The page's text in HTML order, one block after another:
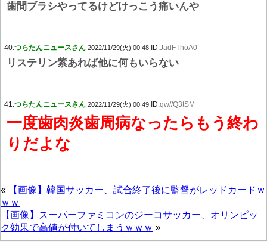
歯間ブラシやってるけどけっこう痛いんや
40:つらたんニュースさん 2022/11/29(火) 00:48 ID:JadFThoA0
リステリン紫あれば他に何もいらない
41:つらたんニュースさん 2022/11/29(火) 00:49 ID:qw//Q3tSM
一度歯肉炎歯周病なったらもう終わ
りだよな
«
【画像】韓国サッカー、試合終了後に監督がレッドカードｗ
ｗｗ
【画像】スーパーファミコンのジーコサッカー、オリンピッ
ク効果で高値が付いてしまうｗｗｗ »